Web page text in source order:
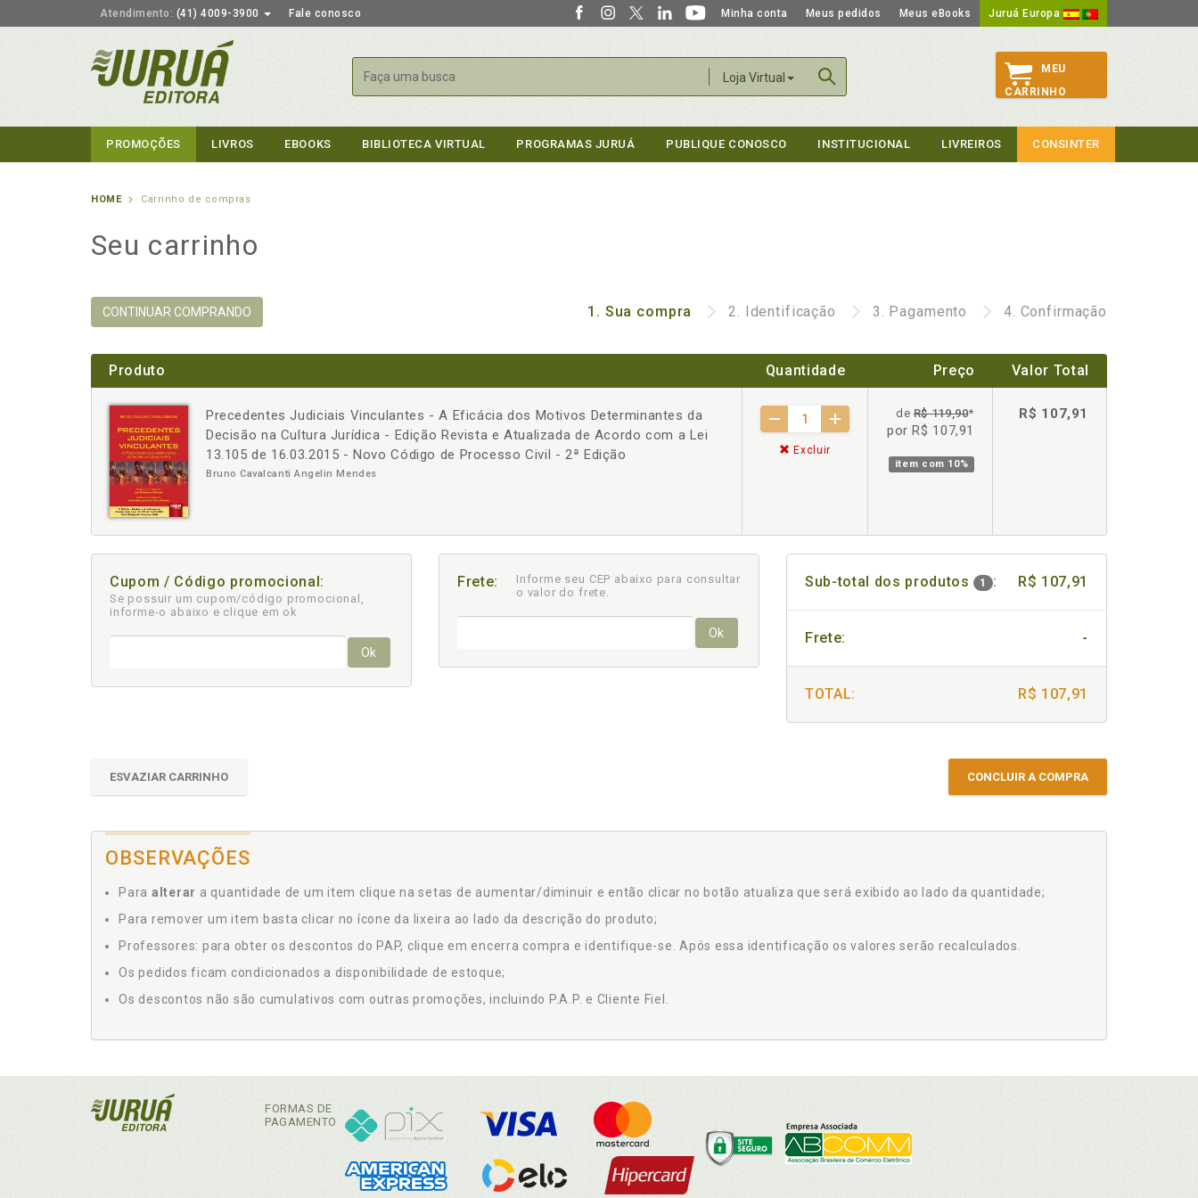
Atendimento: (41) 4009-3900 Fale conosco Minha conta Meus pedidos Meus eBooks Juruá Europa
Loja Virtual
Buscar
MEU
CARRINHO
PROMOÇÕES LIVROS EBOOKS BIBLIOTECA VIRTUAL PROGRAMAS JURUÁ PUBLIQUE CONOSCO INSTITUCIONAL LIVREIROS CONSINTER
HOME Carrinho de compras
Seu carrinho
CONTINUAR COMPRANDO 1. Sua compra 2. Identificação 3. Pagamento 4. Confirmação
Produto Quantidade Preço Valor Total
Precedentes Judiciais Vinculantes - A Eficácia dos Motivos Determinantes da
Decisão na Cultura Jurídica - Edição Revista e Atualizada de Acordo com a Lei
13.105 de 16.03.2015 - Novo Código de Processo Civil - 2ª Edição
Bruno Cavalcanti Angelin Mendes
- +
Excluir
deR$ 119,90*
por R$ 107,91
item com 10%
R$ 107,91
Cupom / Código promocional:
Se possuir um cupom/código promocional,
informe-o abaixo e clique em ok
Ok
Frete:
Informe seu CEP abaixo para consultar
o valor do frete.
Ok
Sub-total dos produtos 1 : R$ 107,91
Frete: -
TOTAL: R$ 107,91
ESVAZIAR CARRINHO CONCLUIR A COMPRA
OBSERVAÇÕES
Para alterar a quantidade de um item clique na setas de aumentar/diminuir e então clicar no botão atualiza que será exibido ao lado da quantidade;
Para remover um item basta clicar no ícone da lixeira ao lado da descrição do produto;
Professores: para obter os descontos do PAP, clique em encerra compra e identifique-se. Após essa identificação os valores serão recalculados.
Os pedidos ficam condicionados a disponibilidade de estoque;
Os descontos não são cumulativos com outras promoções, incluindo P.A.P. e Cliente Fiel.
FORMAS DE
PAGAMENTO